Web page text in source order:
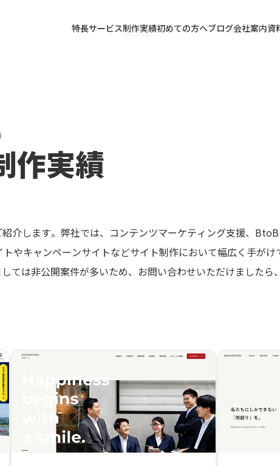
特長サービス制作実績初めての方へブログ会社案内資
作実績
介します。弊社では、コンテンツマーケティング支援、
トやキャンペーンサイトなどサイト制作において幅広く手が
ては非公開案件が多いため、お問い合わせいただけましたら